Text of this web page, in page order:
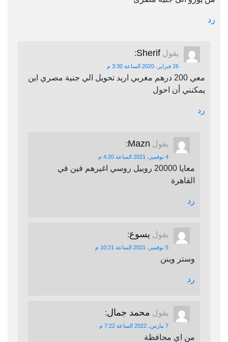
رد
يقول Sherif
:
26 فبراير، 2020 الساعة 3:30 م
معي 200 درهم مغربي اريد تحويل الي جنية مصري اين
يمكنني أن احول
رد
يقول Mazn
:
4 نوفمبر، 2021 الساعة 4:20 م
معايا 20000 روبيل روسي اغيرهم فين في
القاهرة
رد
يقول يسوع:
5 نوفمبر، 2021 الساعة 10:21 م
وستر وينن
رد
يقول محمد جمال:
7 مارس، 2022 الساعة 7:22 م
من اي محافظة